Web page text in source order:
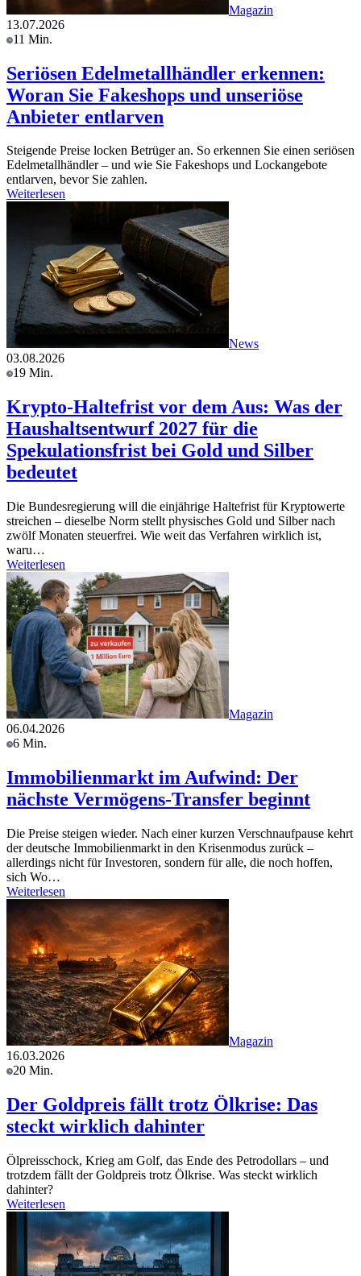
Magazin
13.07.2026
11 Min.
Seriösen Edelmetallhändler erkennen:
Woran Sie Fakeshops und unseriöse
Anbieter entlarven
Steigende Preise locken Betrüger an. So erkennen Sie einen seriösen
Edelmetallhändler – und wie Sie Fakeshops und Lockangebote
entlarven, bevor Sie zahlen.
Weiterlesen
News
03.08.2026
19 Min.
Krypto-Haltefrist vor dem Aus: Was der
Haushaltsentwurf 2027 für die
Spekulationsfrist bei Gold und Silber
bedeutet
Die Bundesregierung will die einjährige Haltefrist für Kryptowerte
streichen – dieselbe Norm stellt physisches Gold und Silber nach
zwölf Monaten steuerfrei. Wie weit das Verfahren wirklich ist,
waru…
Weiterlesen
Magazin
06.04.2026
6 Min.
Immobilienmarkt im Aufwind: Der
nächste Vermögens-Transfer beginnt
Die Preise steigen wieder. Nach einer kurzen Verschnaufpause kehrt
der deutsche Immobilienmarkt in den Krisenmodus zurück –
allerdings nicht für Investoren, sondern für alle, die noch hoffen,
sich Wo…
Weiterlesen
Magazin
16.03.2026
20 Min.
Der Goldpreis fällt trotz Ölkrise: Das
steckt wirklich dahinter
Ölpreisschock, Krieg am Golf, das Ende des Petrodollars – und
trotzdem fällt der Goldpreis trotz Ölkrise. Was steckt wirklich
dahinter?
Weiterlesen